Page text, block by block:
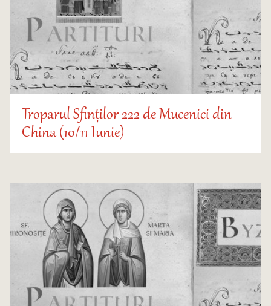
Troparul Sfinților 222 de Mucenici din
China (10/11 Iunie)